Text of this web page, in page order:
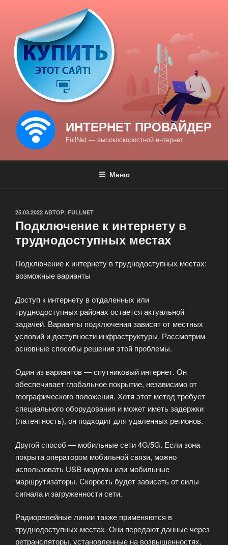
содержимому
ИНТЕРНЕТ ПРОВАЙДЕР
FullNet — высокоскоростной интернет
Меню
ОПУБЛИКОВАНО
25.03.2022 АВТОР: FULLNET
Подключение к интернету в
труднодоступных местах
Подключение к интернету в труднодоступных местах:
возможные варианты
Доступ к интернету в отдаленных или
труднодоступных районах остается актуальной
задачей. Варианты подключения зависят от местных
условий и доступности инфраструктуры. Рассмотрим
основные способы решения этой проблемы.
Один из вариантов — спутниковый интернет. Он
обеспечивает глобальное покрытие, независимо от
географического положения. Хотя этот метод требует
специального оборудования и может иметь задержки
(латентность), он подходит для удаленных регионов.
Другой способ — мобильные сети 4G/5G. Если зона
покрыта оператором мобильной связи, можно
использовать USB-модемы или мобильные
маршрутизаторы. Скорость будет зависеть от силы
сигнала и загруженности сети.
Радиорелейные линии также применяются в
труднодоступных местах. Они передают данные через
ретрансляторы, установленные на возвышенностях,